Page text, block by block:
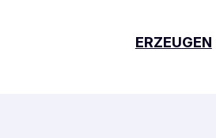
ERZEUGEN